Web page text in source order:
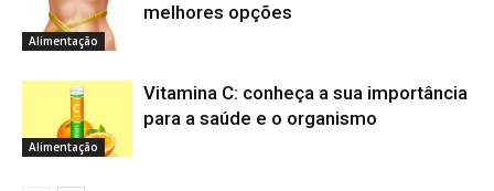
Alimentação
melhores opções
Alimentação
Vitamina C: conheça a sua importância
para a saúde e o organismo